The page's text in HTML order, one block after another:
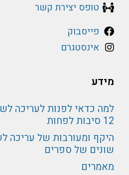
מידע
למה כדאי לפנות לעריכה
12 סיבות לפחות
היקף ומעורבות של עריכה
שונים של ספרים
מאמרים
טופס יצירת קשר
פייסבוק
אינסטגרם